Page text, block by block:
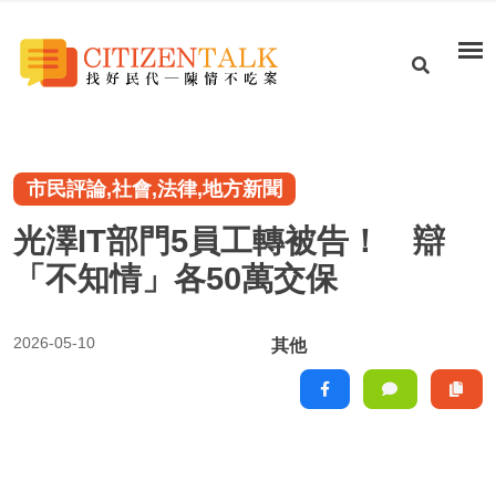
市民評論,社會,法律,地方新聞
光澤IT部門5員工轉被告！ 辯
「不知情」各50萬交保
2026-05-10 其他